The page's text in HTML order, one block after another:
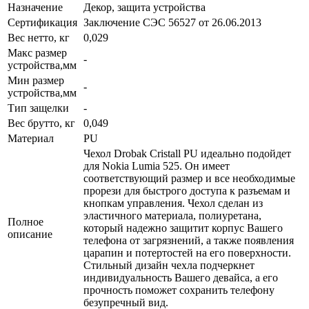
Назначение
Декор, защита устройства
Сертификация Заключение СЭС 56527 от 26.06.2013
Вес нетто, кг
0,029
Макс размер
устройства,мм
-
Мин размер
устройства,мм
-
Тип защелки
-
Вес брутто, кг
0,049
Материал
PU
Полное
описание
Чехол Drobak Cristall PU идеально подойдет
для Nokia Lumia 525. Он имеет
соответствующий размер и все необходимые
прорези для быстрого доступа к разъемам и
кнопкам управления. Чехол сделан из
эластичного материала, полиуретана,
который надежно защитит корпус Вашего
телефона от загрязнений, а также появления
царапин и потертостей на его поверхности.
Стильный дизайн чехла подчеркнет
индивидуальность Вашего девайса, а его
прочность поможет сохранить телефону
безупречный вид.